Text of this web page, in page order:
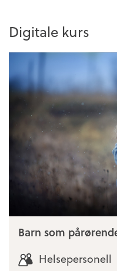
Digitale kurs
Barn som
Helsepersonell